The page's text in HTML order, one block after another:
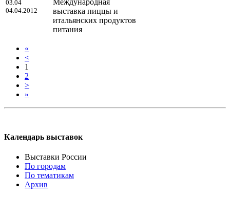
03.04
04.04.2012
выставка пиццы и
итальянских продуктов
питания
«
<
1
2
>
»
Календарь выставок
Выставки России
По городам
По тематикам
Архив